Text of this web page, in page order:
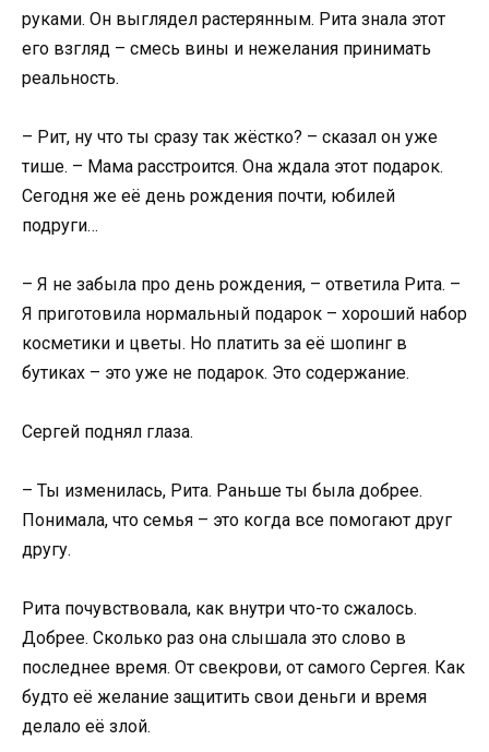
руками. Он выглядел растерянным. Рита знала этот
его взгляд – смесь вины и нежелания принимать
реальность.
– Рит, ну что ты сразу так жёстко? – сказал он уже
тише. – Мама расстроится. Она ждала этот подарок.
Сегодня же её день рождения почти, юбилей
подруги…
– Я не забыла про день рождения, – ответила Рита. –
Я приготовила нормальный подарок – хороший набор
косметики и цветы. Но платить за её шопинг в
бутиках – это уже не подарок. Это содержание.
Сергей поднял глаза.
– Ты изменилась, Рита. Раньше ты была добрее.
Понимала, что семья – это когда все помогают друг
другу.
Рита почувствовала, как внутри что-то сжалось.
Добрее. Сколько раз она слышала это слово в
последнее время. От свекрови, от самого Сергея. Как
будто её желание защитить свои деньги и время
делало её злой.